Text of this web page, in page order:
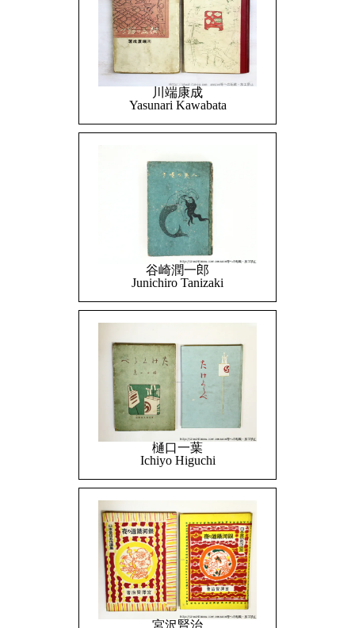
川端康成
Yasunari Kawabata
谷崎潤一郎
Junichiro Tanizaki
樋口一葉
Ichiyo Higuchi
宮沢賢治